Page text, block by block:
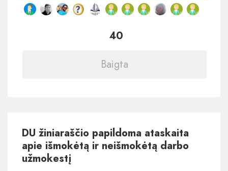
40
Baigta
DU žiniaraščio papildoma ataskaita
apie išmokėtą ir neišmokėtą darbo
užmokestį